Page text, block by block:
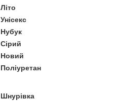
Літо
Унісекс
Нубук
Сірий
Новий
Поліуретан
Шнурівка